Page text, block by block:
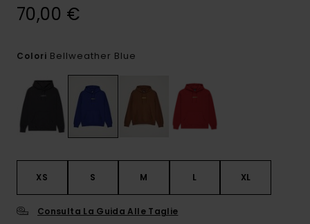
70,00 €
Colori Bellweather Blue
XS S M L XL
Consulta La Guida Alle Taglie